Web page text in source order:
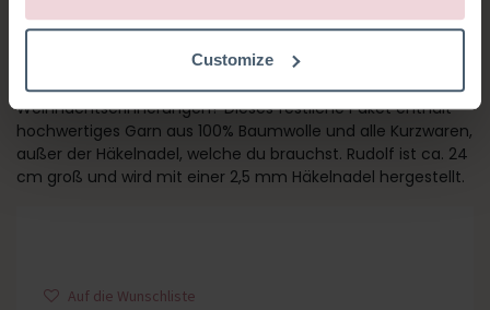
Customize
RUDOLF RENTIER
Machst du mit Rentier Rudolf neue
Weihnachtserinnerungen? Dieses festliche Paket enthält
hochwertiges Garn aus 100% Baumwolle und alle Kurzwaren,
außer der Häkelnadel, welche du brauchst. Rudolf ist ca. 24
cm groß und wird mit einer 2,5 mm Häkelnadel hergestellt.
Auf die Wunschliste